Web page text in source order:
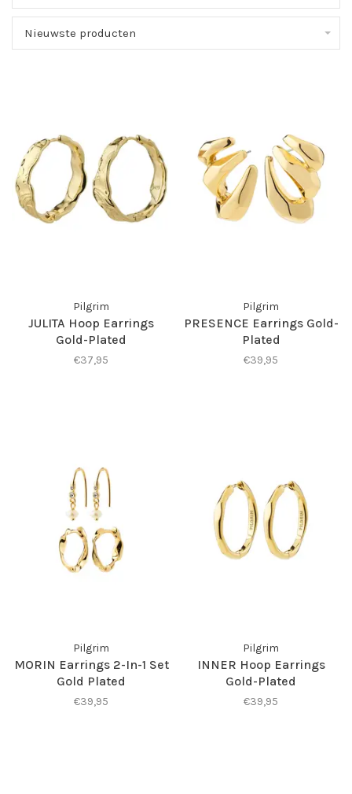
Nieuwste producten
Pilgrim
JULITA Hoop Earrings
Gold-Plated
€37,95
Pilgrim
PRESENCE Earrings Gold-
Plated
€39,95
Pilgrim
MORIN Earrings 2-In-1 Set
Gold Plated
€39,95
Pilgrim
INNER Hoop Earrings
Gold-Plated
€39,95